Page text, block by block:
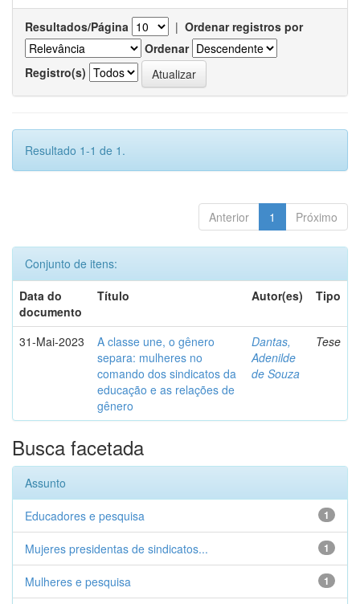
Resultados/Página | Ordenar registros por
Ordenar
Registro(s)
Resultado 1-1 de 1.
Anterior 1 Próximo
Conjunto de itens:
Data do
documento
Título Autor(es) Tipo
31-Mai-2023
A classe une, o gênero
separa: mulheres no
comando dos sindicatos da
educação e as relações de
gênero
Dantas,
Adenilde
de Souza
Tese
Busca facetada
Assunto
1
Educadores e pesquisa
1
Mujeres presidentas de sindicatos...
1
Mulheres e pesquisa